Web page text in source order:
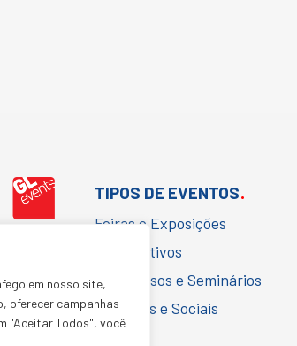
em nosso site,
oferecer campanhas
"Aceitar Todos", você
TIPOS DE EVENTOS.
Feiras e Exposições
Corporativos
Congressos e Seminários
Culturais e Sociais